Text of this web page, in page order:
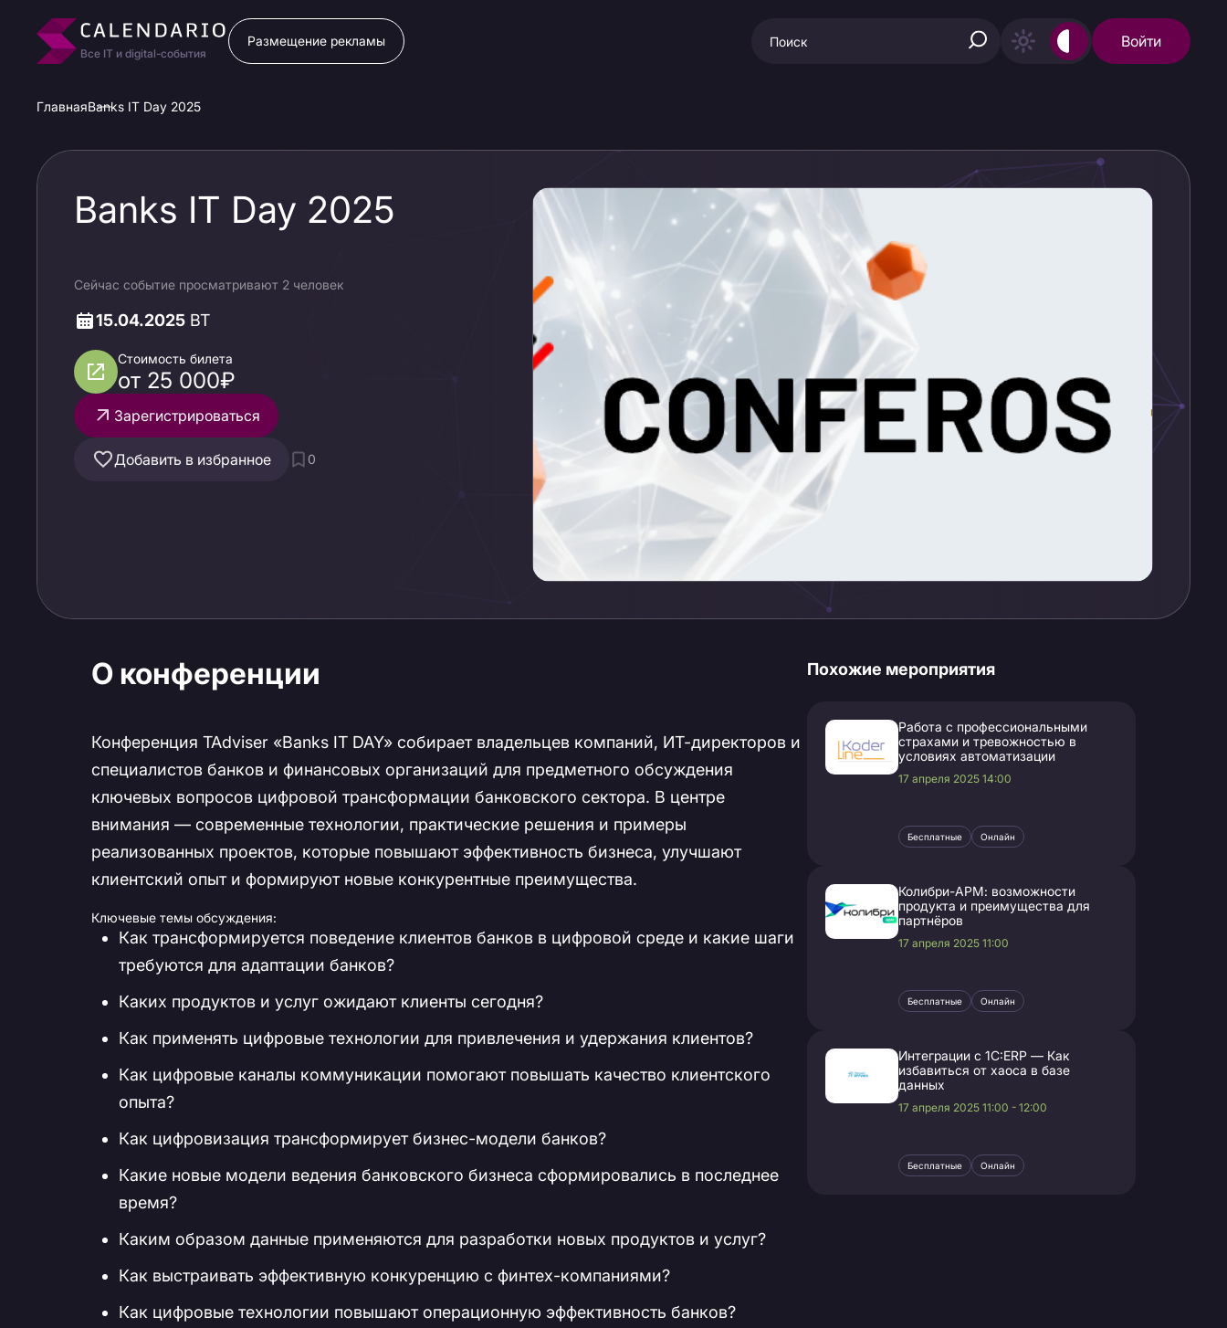
Все IT и digital-события
Размещение рекламы Войти
ГлавнаяBanks IT Day 2025
Banks IT Day 2025
Сейчас событие просматривают 2 человек
15.04.2025 ВТ
Стоимость билета
от 25 000₽
Зарегистрироваться
Добавить в избранное 0
О конференции
Конференция TAdviser «Banks IT DAY» собирает владельцев компаний, ИТ-директоров и
специалистов банков и финансовых организаций для предметного обсуждения
ключевых вопросов цифровой трансформации банковского сектора. В центре
внимания — современные технологии, практические решения и примеры
реализованных проектов, которые повышают эффективность бизнеса, улучшают
клиентский опыт и формируют новые конкурентные преимущества.
Ключевые темы обсуждения:
Как трансформируется поведение клиентов банков в цифровой среде и какие шаги
требуются для адаптации банков?
Каких продуктов и услуг ожидают клиенты сегодня?
Как применять цифровые технологии для привлечения и удержания клиентов?
Как цифровые каналы коммуникации помогают повышать качество клиентского
опыта?
Как цифровизация трансформирует бизнес-модели банков?
Какие новые модели ведения банковского бизнеса сформировались в последнее
время?
Каким образом данные применяются для разработки новых продуктов и услуг?
Как выстраивать эффективную конкуренцию с финтех-компаниями?
Как цифровые технологии повышают операционную эффективность банков?
Похожие мероприятия
Работа с профессиональными
страхами и тревожностью в
условиях автоматизации
17 апреля 2025 14:00
Бесплатные Онлайн
Колибри-АРМ: возможности
продукта и преимущества для
партнёров
17 апреля 2025 11:00
Бесплатные Онлайн
Интеграции с 1С:ERP — Как
избавиться от хаоса в базе
данных
17 апреля 2025 11:00 - 12:00
Бесплатные Онлайн